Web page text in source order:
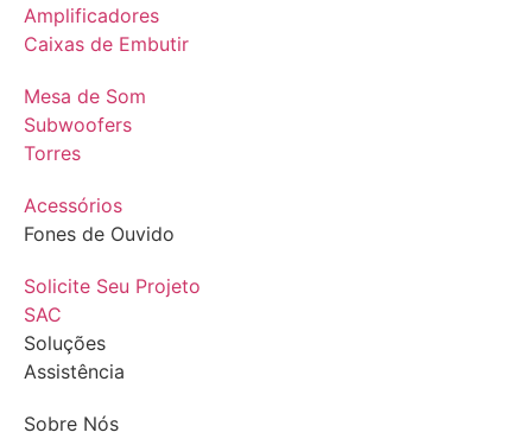
Amplificadores
Caixas de Embutir
Mesa de Som
Subwoofers
Torres
Acessórios
Fones de Ouvido
Solicite Seu Projeto
SAC
Soluções
Assistência
Sobre Nós